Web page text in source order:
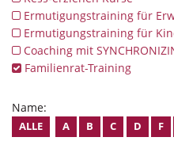
Ermutigungstraining für
Ermutigungstraining für
Coaching mit
Familienrat-Training
Name:
ALLE A B C D F